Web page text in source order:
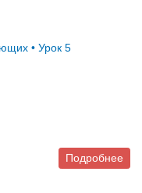
• Урок 5
Подробнее